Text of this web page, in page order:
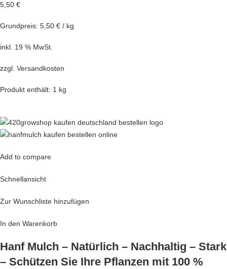
5,50 €
Grundpreis: 5,50 € / kg
inkl. 19 % MwSt.
zzgl. Versandkosten
Produkt enthält: 1 kg
Add to compare
Schnellansicht
Zur Wunschliste hinzufügen
In den Warenkorb
Hanf Mulch – Natürlich – Nachhaltig – Stark
– Schützen Sie Ihre Pflanzen mit 100 %